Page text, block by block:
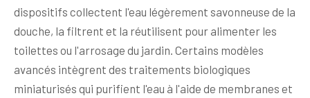
dispositifs collectent l'eau légèrement savonneuse de la
douche, la filtrent et la réutilisent pour alimenter les
toilettes ou l'arrosage du jardin. Certains modèles
avancés intègrent des traitements biologiques
miniaturisés qui purifient l'eau à l'aide de membranes et